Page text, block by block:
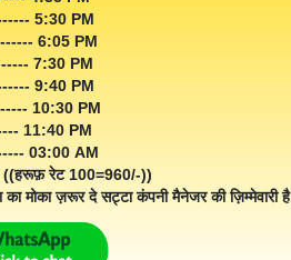
5:30 PM
6:05 PM
7:30 PM
9:40 PM
10:30 PM
11:40 PM
03:00 AM
((हरूफ़ रेट 100=960/-))
मोका ज़रूर दे सट्टा कंपनी मैनेजर की ज़िम्मेवारी है